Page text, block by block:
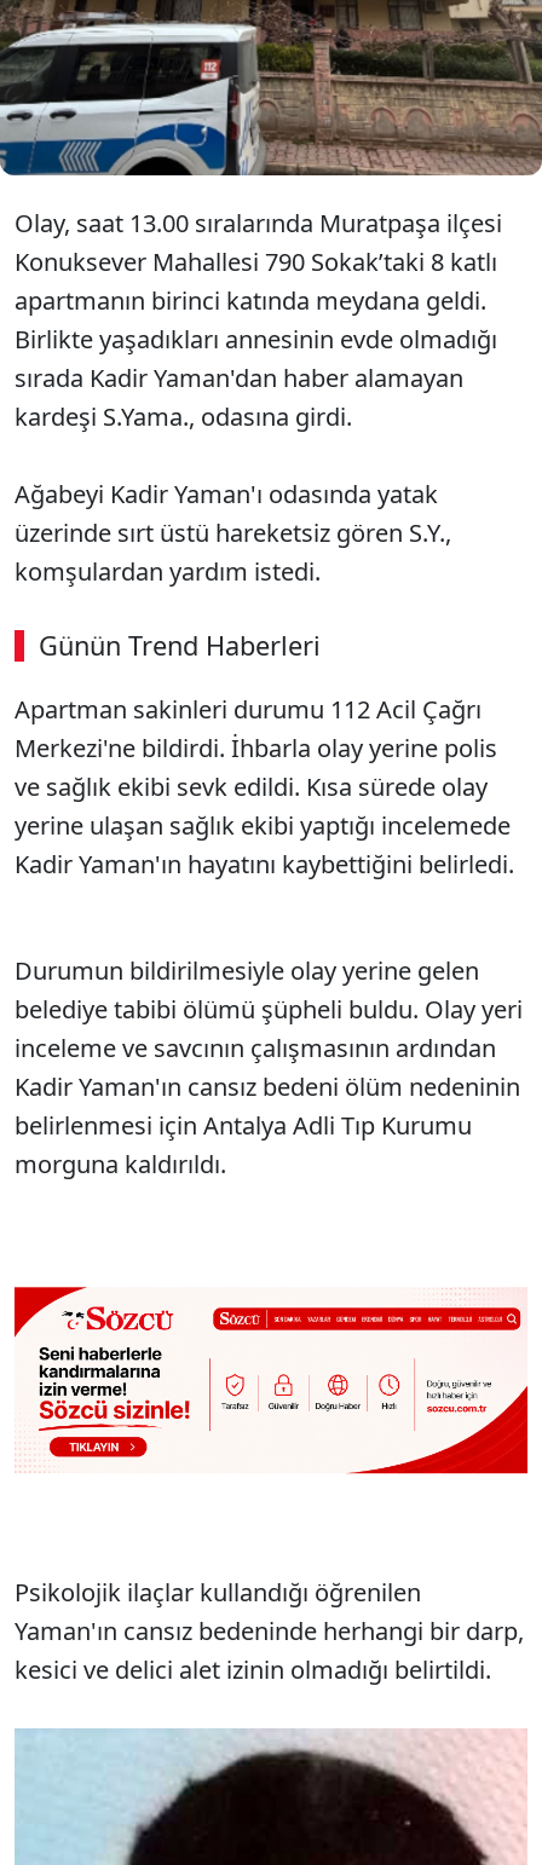
bulundu. Yaman'ın psikolojik ilaçlar
kullandığı öğrenilirken, vücudunda herhangi
bir kesici ve delici alet izine rastlanmadı.
Olay, saat 13.00 sıralarında Muratpaşa ilçesi
Konuksever Mahallesi 790 Sokak’taki 8 katlı
apartmanın birinci katında meydana geldi.
Birlikte yaşadıkları annesinin evde olmadığı
sırada Kadir Yaman'dan haber alamayan
kardeşi S.Yama., odasına girdi.
Ağabeyi Kadir Yaman'ı odasında yatak
üzerinde sırt üstü hareketsiz gören S.Y.,
komşulardan yardım istedi.
Günün Trend Haberleri
Apartman sakinleri durumu 112 Acil Çağrı
Merkezi'ne bildirdi. İhbarla olay yerine polis
ve sağlık ekibi sevk edildi. Kısa sürede olay
yerine ulaşan sağlık ekibi yaptığı incelemede
Kadir Yaman'ın hayatını kaybettiğini belirledi.
Durumun bildirilmesiyle olay yerine gelen
belediye tabibi ölümü şüpheli buldu. Olay yeri
inceleme ve savcının çalışmasının ardından
Kadir Yaman'ın cansız bedeni ölüm nedeninin
belirlenmesi için Antalya Adli Tıp Kurumu
morguna kaldırıldı.
Psikolojik ilaçlar kullandığı öğrenilen
Yaman'ın cansız bedeninde herhangi bir darp,
kesici ve delici alet izinin olmadığı belirtildi.